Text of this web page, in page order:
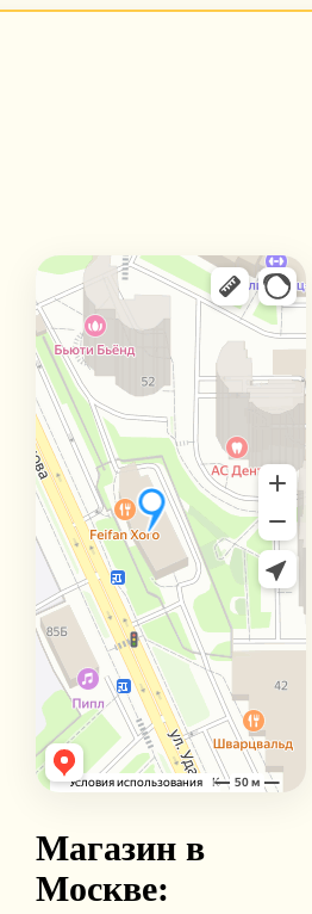
Магазин в
Москве: